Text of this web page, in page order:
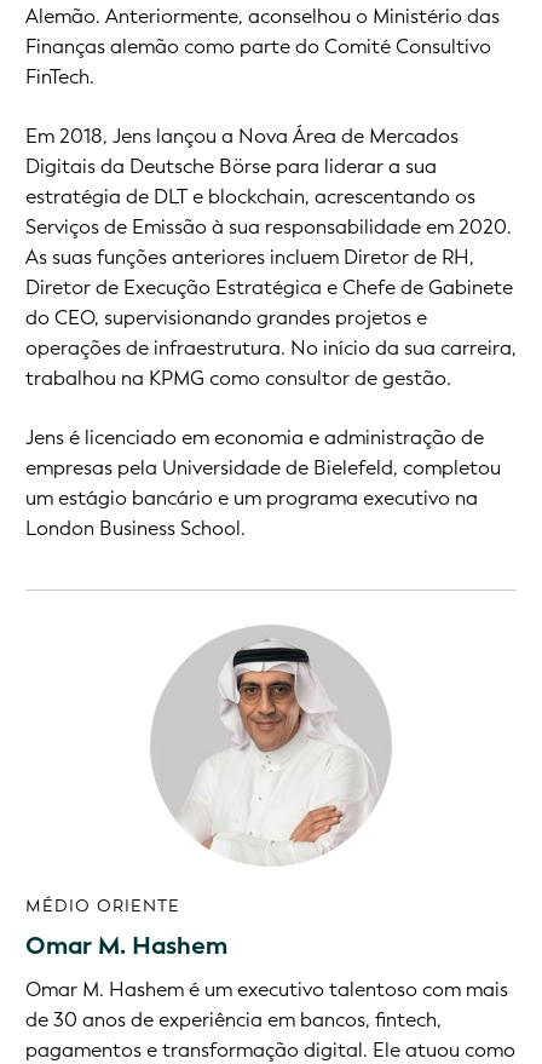
Alemão. Anteriormente, aconselhou o Ministério das
Finanças alemão como parte do Comité Consultivo
FinTech.
Em 2018, Jens lançou a Nova Área de Mercados
Digitais da Deutsche Börse para liderar a sua
estratégia de DLT e blockchain, acrescentando os
Serviços de Emissão à sua responsabilidade em 2020.
As suas funções anteriores incluem Diretor de RH,
Diretor de Execução Estratégica e Chefe de Gabinete
do CEO, supervisionando grandes projetos e
operações de infraestrutura. No início da sua carreira,
trabalhou na KPMG como consultor de gestão.
Jens é licenciado em economia e administração de
empresas pela Universidade de Bielefeld, completou
um estágio bancário e um programa executivo na
London Business School.
MÉDIO ORIENTE
Omar M. Hashem
Omar M. Hashem é um executivo talentoso com mais
de 30 anos de experiência em bancos, fintech,
pagamentos e transformação digital. Ele atuou como